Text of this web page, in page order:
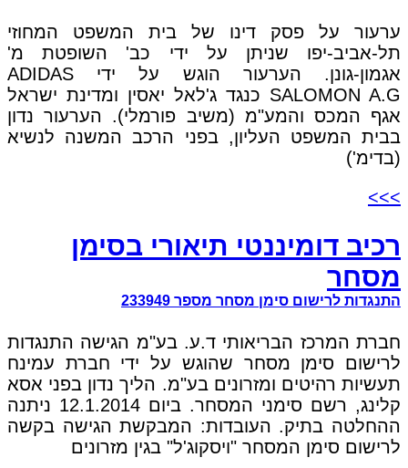
ערעור על פסק דינו של בית המשפט המחוזי
תל-אביב-יפו שניתן על ידי כב' השופטת מ'
אגמון-גונן. הערעור הוגש על ידי ADIDAS
SALOMON A.G כנגד ג'לאל יאסין ומדינת ישראל
אגף המכס והמע"מ (משיב פורמלי). הערעור נדון
בבית המשפט העליון, בפני הרכב המשנה לנשיא
(בדימ')
>>>
רכיב דומיננטי תיאורי בסימן
מסחר
התנגדות לרישום סימן מסחר מספר 233949
חברת המרכז הבריאותי ד.ע. בע"מ הגישה התנגדות
לרישום סימן מסחר שהוגש על ידי חברת עמינח
תעשיות רהיטים ומזרונים בע"מ. הליך נדון בפני אסא
קלינג, רשם סימני המסחר. ביום 12.1.2014 ניתנה
ההחלטה בתיק. העובדות: המבקשת הגישה בקשה
לרישום סימן המסחר "ויסקוג'ל" בגין מזרונים